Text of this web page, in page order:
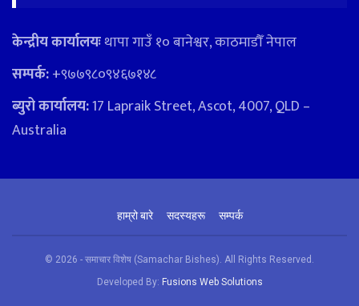
केन्द्रीय कार्यालयःथापा गाउँ १० बानेश्वर, काठमाडौँ नेपाल
सम्पर्क:+९७७९८०९४६७१४८
ब्युरो कार्यालय:17 Lapraik Street, Ascot, 4007, QLD –
Australia
हाम्रो बारे सदस्यहरू सम्पर्क
© 2026 - समाचार विशेष (Samachar Bishes). All Rights Reserved.
Developed By: Fusions Web Solutions